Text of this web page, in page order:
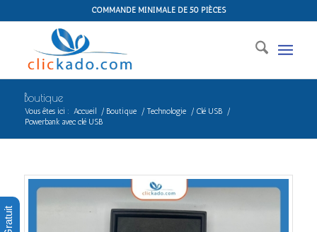
COMMANDE MINIMALE DE 50 PIÈCES
Boutique
Vous êtes ici : Accueil / Boutique / Technologie / Clé USB
/
Powerbank avec clé USB